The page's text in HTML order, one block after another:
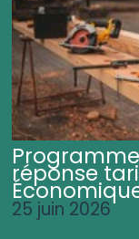
réponse
25 juin 2026